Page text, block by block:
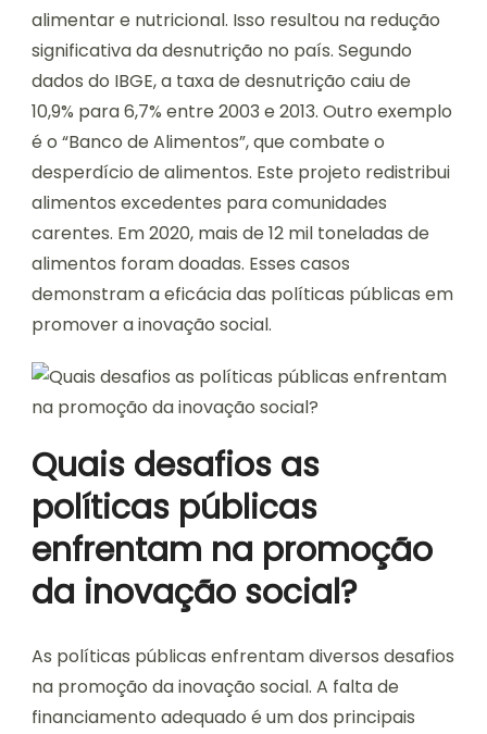
alimentar e nutricional. Isso resultou na redução
significativa da desnutrição no país. Segundo
dados do IBGE, a taxa de desnutrição caiu de
10,9% para 6,7% entre 2003 e 2013. Outro exemplo
é o “Banco de Alimentos”, que combate o
desperdício de alimentos. Este projeto redistribui
alimentos excedentes para comunidades
carentes. Em 2020, mais de 12 mil toneladas de
alimentos foram doadas. Esses casos
demonstram a eficácia das políticas públicas em
promover a inovação social.
Quais desafios as
políticas públicas
enfrentam na promoção
da inovação social?
As políticas públicas enfrentam diversos desafios
na promoção da inovação social. A falta de
financiamento adequado é um dos principais